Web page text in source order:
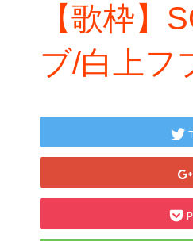
【歌枠】
ブ/白上フ